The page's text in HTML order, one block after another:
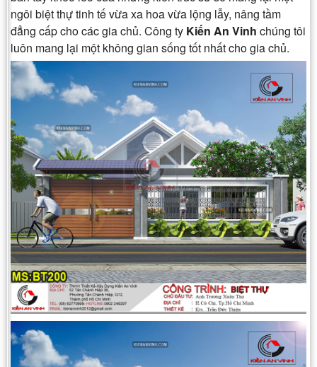
ngôi biệt thự tinh tế vừa xa hoa vừa lộng lẫy, nâng tầm
đẳng cấp cho các gia chủ. Công ty Kiến An Vinh chúng tôi
luôn mang lại một không gian sống tốt nhất cho gia chủ.